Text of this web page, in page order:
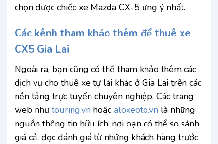
chọn được chiếc xe Mazda CX-5 ưng ý nhất.
Các kênh tham khảo thêm để thuê xe
CX5 Gia Lai
Ngoài ra, bạn cũng có thể tham khảo thêm các
dịch vụ cho thuê xe tự lái khác ở Gia Lai trên các
nền tảng trực tuyến chuyên nghiệp. Các trang
web nhưtouring.vn hoặc aloxeoto.vn là những
nguồn thông tin hữu ích, nơi bạn có thể so sánh
giá cả, đọc đánh giá từ những khách hàng trước